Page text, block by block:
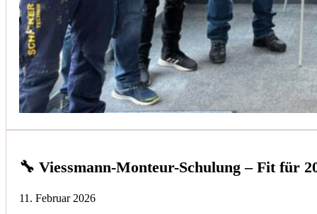
🔧 Viessmann-Monteur-Schulung – Fit für
11. Februar 2026